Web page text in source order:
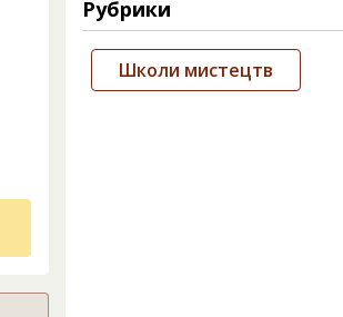
Рубрики
Школи мистецтв